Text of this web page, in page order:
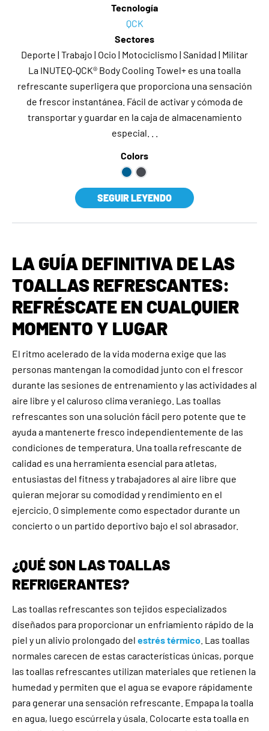
Tecnología
QCK
Sectores
Deporte | Trabajo | Ocio | Motociclismo | Sanidad | Militar
La INUTEQ-QCK® Body Cooling Towel+ es una toalla
refrescante superligera que proporciona una sensación
de frescor instantánea. Fácil de activar y cómoda de
transportar y guardar en la caja de almacenamiento
especial. . .
Colors
SEGUIR LEYENDO
LA GUÍA DEFINITIVA DE LAS
TOALLAS REFRESCANTES:
REFRÉSCATE EN CUALQUIER
MOMENTO Y LUGAR
El ritmo acelerado de la vida moderna exige que las
personas mantengan la comodidad junto con el frescor
durante las sesiones de entrenamiento y las actividades al
aire libre y el caluroso clima veraniego. Las toallas
refrescantes son una solución fácil pero potente que te
ayuda a mantenerte fresco independientemente de las
condiciones de temperatura. Una toalla refrescante de
calidad es una herramienta esencial para atletas,
entusiastas del fitness y trabajadores al aire libre que
quieran mejorar su comodidad y rendimiento en el
ejercicio. O simplemente como espectador durante un
concierto o un partido deportivo bajo el sol abrasador.
¿QUÉ SON LAS TOALLAS
REFRIGERANTES?
Las toallas refrescantes son tejidos especializados
diseñados para proporcionar un enfriamiento rápido de la
piel y un alivio prolongado del estrés térmico . Las toallas
normales carecen de estas características únicas, porque
las toallas refrescantes utilizan materiales que retienen la
humedad y permiten que el agua se evapore rápidamente
para generar una sensación refrescante. Empapa la toalla
en agua, luego escúrrela y úsala. Colocarte esta toalla en